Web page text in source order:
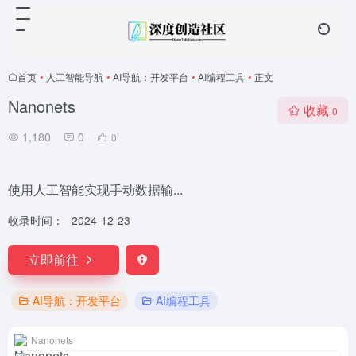
首页 • 人工智能导航 • AI导航：开发平台 • AI编程工具 • 正文
Nanonets
1,180 0 0
收藏 0
使用人工智能实现手动数据输...
收录时间： 2024-12-23
立即前往
AI导航：开发平台 AI编程工具
Nanonets